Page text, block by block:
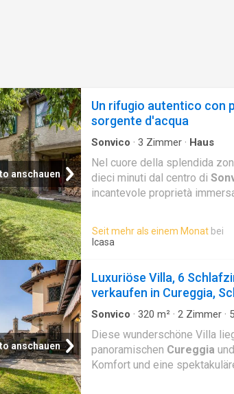
anschauen
Un rifugio autentico con
sorgente d'acqua
Sonvico · 3 Zimmer · Haus
Nel cuore della splendida
dieci minuti dal centro di
incantevole proprietà
Seit mehr als einem Monat bei
Icasa
anschauen
Luxuriöse Villa, 6
verkaufen in Cureggia,
Sonvico · 320 m² · 2 Zimmer · 5
Diese wunderschöne Villa
panoramischen Cureggia
Komfort und eine